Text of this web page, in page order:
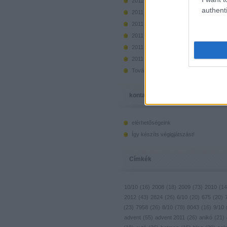
2011 november
2011 október
2011 szeptember
2011 augusztus
2011 július
Tovább
kontakt, infó
elérhetőségeink
Így készíts végigjátszást!
Címkék
10/10 ( 16 ) 2008 ( 18 ) 2009 ( 73) 2010 (
2012 ( 43) 2824 ( 26 ) 6/10 ( 20) 675 ( 20)
( 23) 7958 ( 26 ) 8/10 ( 78 ) 8043 ( 16 ) 9/10 (
advent ( 55) advent 2011 ( 26 ) anikó ( 21 )